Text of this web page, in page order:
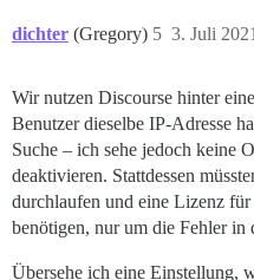
dichter (Gregory) 3. Juli
5
Wir nutzen Discourse hinter
Benutzer dieselbe IP-Adresse
Suche – ich sehe jedoch keine
deaktivieren. Stattdessen
durchlaufen und eine Lizenz
benötigen, nur um die Fehler in
Übersehe ich eine Einstellung,